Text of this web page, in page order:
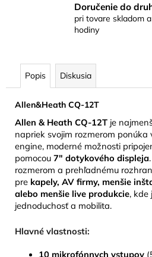
Doručenie do
pri tovare skladom
hodiny
Popis Diskusia
Allen&Heath CQ-12T
Allen & Heath CQ-12T je
napriek svojim rozmerom
engine, moderné možnosti
pomocou 7" dotykového displeja
rozmerom a prehľadnému
pre kapely, AV firmy, menšie
alebo menšie live produkcie, kde
jednoduchosť a mobilita.
Hlavné vlastnosti:
10 mikrofónnych vstupov